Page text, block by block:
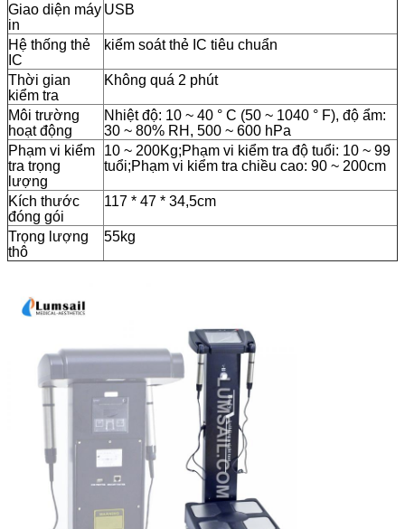
Giao diện máy
in
USB
Hệ thống thẻ
IC
kiểm soát thẻ IC tiêu chuẩn
Thời gian
kiểm tra
Không quá 2 phút
Môi trường
hoạt động
Nhiệt độ: 10 ~ 40 ° C (50 ~ 1040 ° F), độ ẩm:
30 ~ 80% RH, 500 ~ 600 hPa
Phạm vi kiểm
tra trọng
lượng
10 ~ 200Kg;Phạm vi kiểm tra độ tuổi: 10 ~ 99
tuổi;Phạm vi kiểm tra chiều cao: 90 ~ 200cm
Kích thước
đóng gói
117 * 47 * 34,5cm
Trọng lượng
thô
55kg